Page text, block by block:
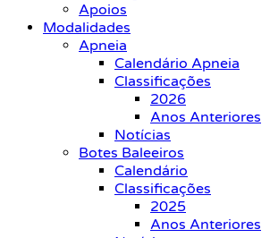
Apoios
Modalidades
Apneia
Calendário Apneia
Classificações
2026
Anos Anteriores
Notícias
Botes Baleeiros
Calendário
Classificações
2025
Anos Anteriores